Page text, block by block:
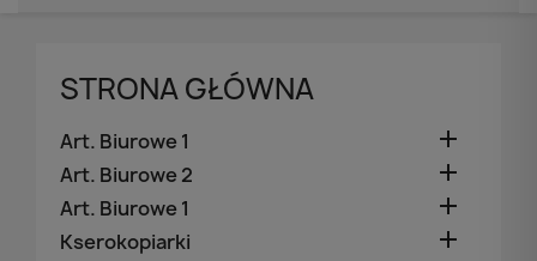
STRONA GŁÓWNA
Art. Biurowe 1 
Art. Biurowe 2 
Art. Biurowe 1 
Kserokopiarki 